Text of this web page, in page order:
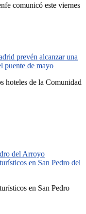
comunicó este viernes
prevén alcanzar una
puente de mayo
de la Comunidad
en San Pedro del
en San Pedro